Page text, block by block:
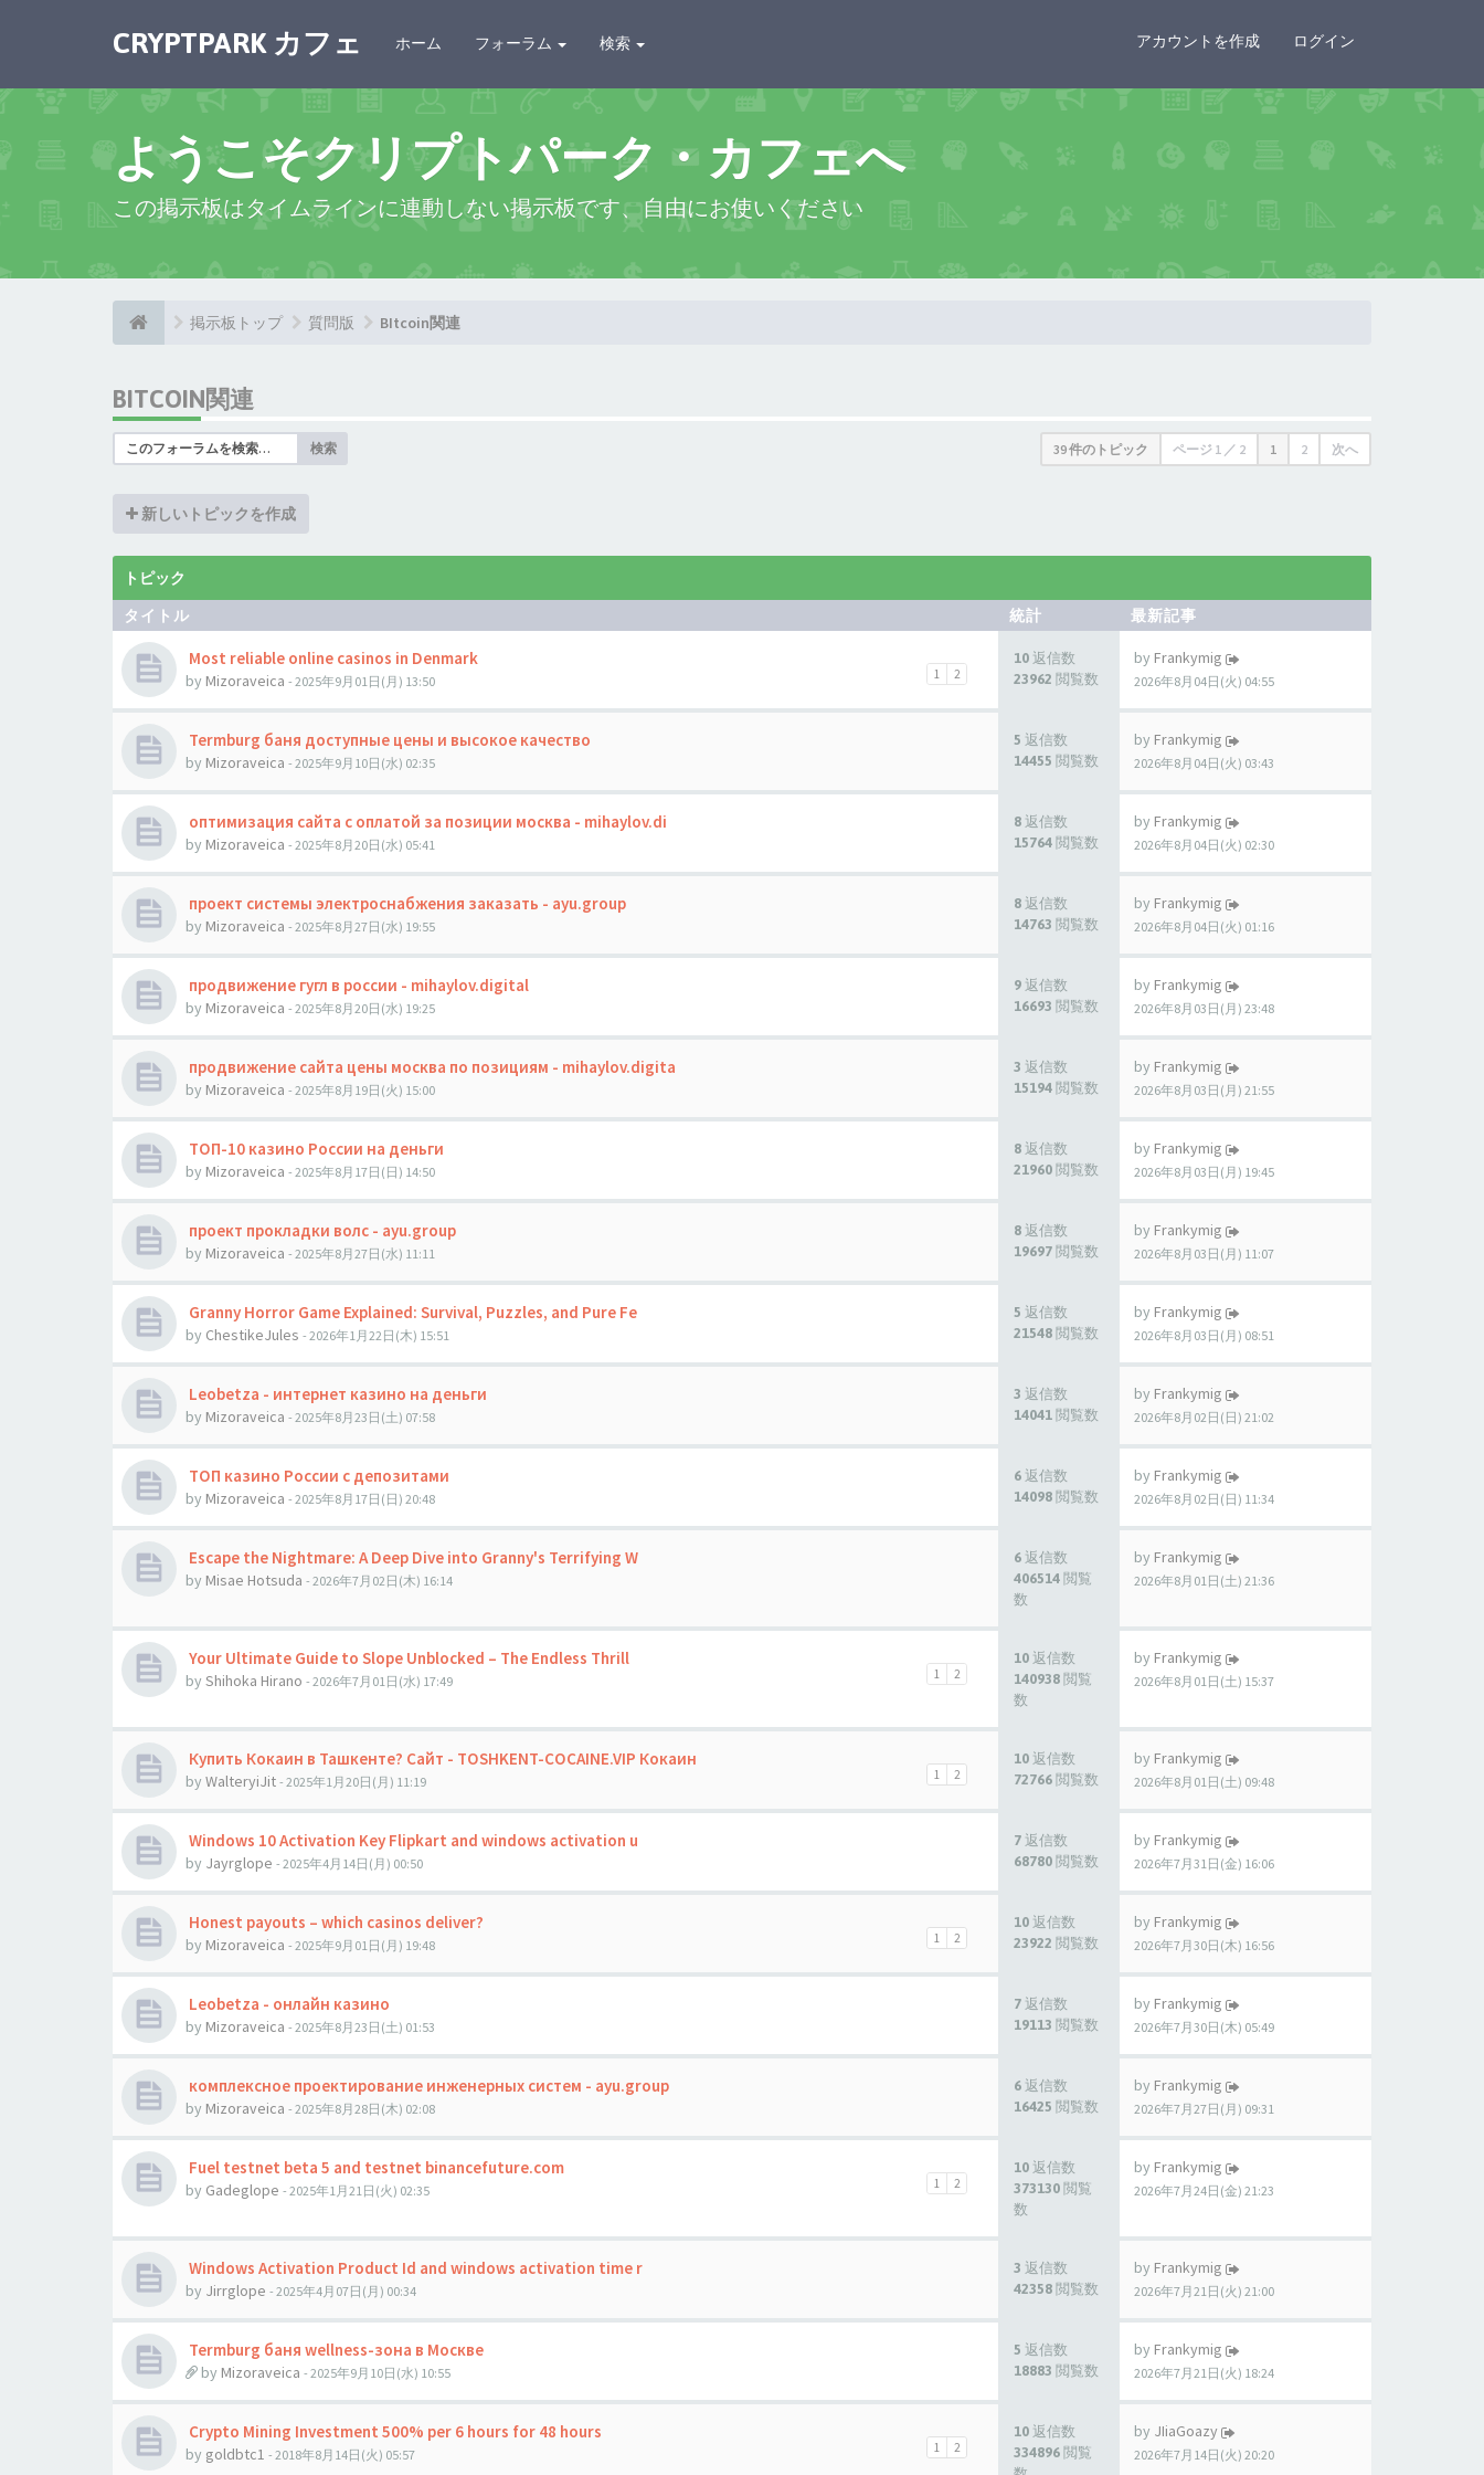
CRYPTPARK カフェ ホーム フォーラム 検索 アカウントを作成 ログイン
ようこそクリプトパーク・カフェへ
この掲示板はタイムラインに連動しない掲示板です、自由にお使いください
掲示板トップ 質問版 BItcoin関連
BITCOIN関連
検索 39 件のトピック ページ 1 ／ 2 1 2 次へ
新しいトピックを作成
トピック
タイトル
統計 最新記事
Most reliable online casinos in Denmark
1 2
by Mizoraveica - 2025年9月01日(月) 13:50
10 返信数
23962 閲覧数
by Frankymig
2026年8月04日(火) 04:55
Termburg баня доступные цены и высокое качество
by Mizoraveica - 2025年9月10日(水) 02:35
5 返信数
14455 閲覧数
by Frankymig
2026年8月04日(火) 03:43
оптимизация сайта с оплатой за позиции москва - mihaylov.di
by Mizoraveica - 2025年8月20日(水) 05:41
8 返信数
15764 閲覧数
by Frankymig
2026年8月04日(火) 02:30
проект системы электроснабжения заказать - ayu.group
by Mizoraveica - 2025年8月27日(水) 19:55
8 返信数
14763 閲覧数
by Frankymig
2026年8月04日(火) 01:16
продвижение гугл в россии - mihaylov.digital
by Mizoraveica - 2025年8月20日(水) 19:25
9 返信数
16693 閲覧数
by Frankymig
2026年8月03日(月) 23:48
продвижение сайта цены москва по позициям - mihaylov.digita
by Mizoraveica - 2025年8月19日(火) 15:00
3 返信数
15194 閲覧数
by Frankymig
2026年8月03日(月) 21:55
ТОП-10 казино России на деньги
by Mizoraveica - 2025年8月17日(日) 14:50
8 返信数
21960 閲覧数
by Frankymig
2026年8月03日(月) 19:45
проект прокладки волс - ayu.group
by Mizoraveica - 2025年8月27日(水) 11:11
8 返信数
19697 閲覧数
by Frankymig
2026年8月03日(月) 11:07
Granny Horror Game Explained: Survival, Puzzles, and Pure Fe
by ChestikeJules - 2026年1月22日(木) 15:51
5 返信数
21548 閲覧数
by Frankymig
2026年8月03日(月) 08:51
Leobetza - интернет казино на деньги
by Mizoraveica - 2025年8月23日(土) 07:58
3 返信数
14041 閲覧数
by Frankymig
2026年8月02日(日) 21:02
ТОП казино России с депозитами
by Mizoraveica - 2025年8月17日(日) 20:48
6 返信数
14098 閲覧数
by Frankymig
2026年8月02日(日) 11:34
Escape the Nightmare: A Deep Dive into Granny's Terrifying W
by Misae Hotsuda - 2026年7月02日(木) 16:14
6 返信数
406514 閲覧
数
by Frankymig
2026年8月01日(土) 21:36
Your Ultimate Guide to Slope Unblocked – The Endless Thrill
1 2
by Shihoka Hirano - 2026年7月01日(水) 17:49
10 返信数
140938 閲覧
数
by Frankymig
2026年8月01日(土) 15:37
Купить Кокаин в Ташкенте? Сайт - TOSHKENT-COCAINE.VIP Кокаин
1 2
by WalteryiJit - 2025年1月20日(月) 11:19
10 返信数
72766 閲覧数
by Frankymig
2026年8月01日(土) 09:48
Windows 10 Activation Key Flipkart and windows activation u
by Jауrglope - 2025年4月14日(月) 00:50
7 返信数
68780 閲覧数
by Frankymig
2026年7月31日(金) 16:06
Honest payouts – which casinos deliver?
1 2
by Mizoraveica - 2025年9月01日(月) 19:48
10 返信数
23922 閲覧数
by Frankymig
2026年7月30日(木) 16:56
Leobetza - онлайн казино
by Mizoraveica - 2025年8月23日(土) 01:53
7 返信数
19113 閲覧数
by Frankymig
2026年7月30日(木) 05:49
комплексное проектирование инженерных систем - ayu.group
by Mizoraveica - 2025年8月28日(木) 02:08
6 返信数
16425 閲覧数
by Frankymig
2026年7月27日(月) 09:31
Fuel testnet beta 5 and testnet binancefuture.com
1 2
by Gadeglope - 2025年1月21日(火) 02:35
10 返信数
373130 閲覧
数
by Frankymig
2026年7月24日(金) 21:23
Windows Activation Product Id and windows activation time r
by Jirrglope - 2025年4月07日(月) 00:34
3 返信数
42358 閲覧数
by Frankymig
2026年7月21日(火) 21:00
Termburg баня wellness-зона в Москве
by Mizoraveica - 2025年9月10日(水) 10:55
5 返信数
18883 閲覧数
by Frankymig
2026年7月21日(火) 18:24
Crypto Mining Investment 500% per 6 hours for 48 hours
1 2
by goldbtc1 - 2018年8月14日(火) 05:57
10 返信数
334896 閲覧
by JIiaGoazy
2026年7月14日(火) 20:20